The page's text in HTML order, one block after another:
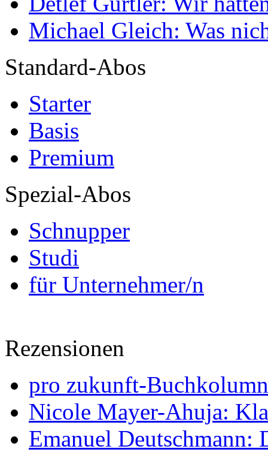
Michael Gleich: Was
Standard-Abos
Starter
Basis
Premium
Spezial-Abos
Schnupper
Studi
für Unternehmer/n
Rezensionen
pro zukunft-
Nicole Mayer-Ahuja:
Emanuel Deutschmann: